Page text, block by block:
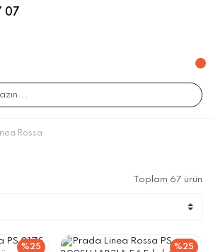
07
Rossa
Toplam 67 ürün
%25 %25